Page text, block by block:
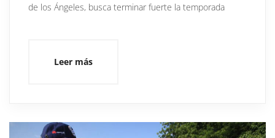
de los Ángeles, busca terminar fuerte la temporada
Leer más